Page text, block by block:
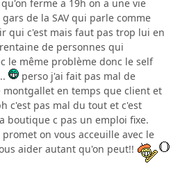
ferme a 19h on a une vie
de la SAV qui parle comme
qui c'est mais faut pas trop lui en
de personnes qui
le même problème donc le self
perso j'ai fait pas mal de
en temps que client et
c'est pas mal du tout et c'est
boutique c pas un emploi fixe.
on vous acceuille avec le
aider autant qu'on peut!!